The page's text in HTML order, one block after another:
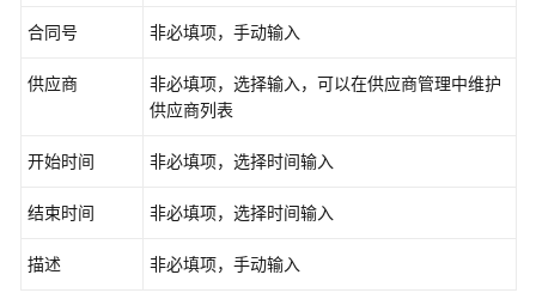
任
相
合同号 非必填项，手动输入
供应商
非必填项，选择输入，可以在供应商管理中维护
供应商列表
开始时间 非必填项，选择时间输入
结束时间 非必填项，选择时间输入
描述 非必填项，手动输入